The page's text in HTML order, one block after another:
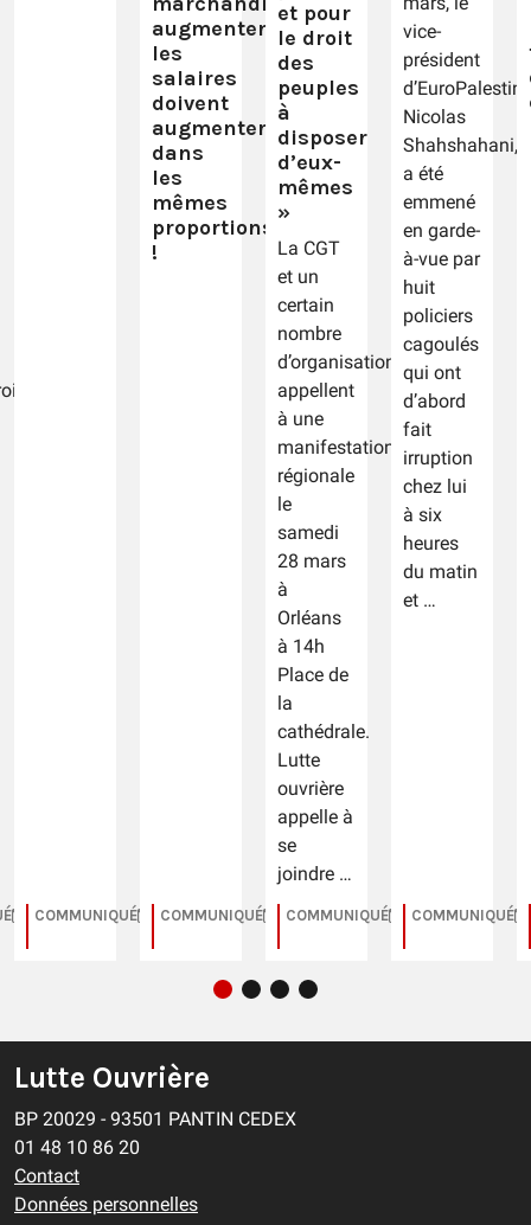
COMMUNIQUÉ
augmentent,
les
salaires
doivent
augmenter
dans
les
mêmes
proportions
!
COMMUNIQUÉ
et pour
le droit
des
peuples
à
disposer
d’eux-
mêmes
»
La CGT
et un
certain
nombre
d’organisations
appellent
à une
manifestation
régionale
le
samedi
28 mars
à
Orléans
à 14h
Place de
la
cathédrale.
Lutte
ouvrière
appelle à
se
joindre …
COMMUNIQUÉ
vice-
président
Nicolas
Shahshahani,
a été
emmené
en garde-
à-vue par
huit
policiers
cagoulés
qui ont
d’abord
fait
irruption
chez lui
à six
heures
du matin
et …
COMMUNIQUÉ
Lutte Ouvrière
BP 20029 - 93501 PANTIN CEDEX
01 48 10 86 20
Contact
Données personnelles